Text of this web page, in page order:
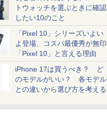
トウォッチを選ぶときに確認
したい10のこと
「Pixel 10」シリーズいよい
よ登場、コスパ最優秀が無印
「Pixel 10」と言える理由
iPhone 17は買うべき？ ど
のモデルがいい？ 各モデル
との違いから選び方を考える